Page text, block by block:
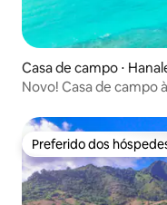
Casa de campo ⋅
Novo! Casa de campo
Preferido dos
Preferido dos